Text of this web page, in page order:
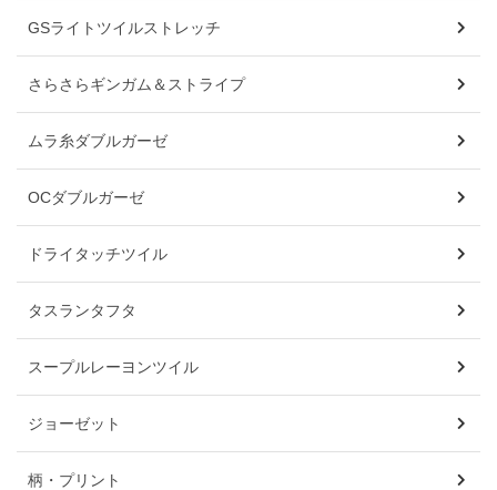
GSライトツイルストレッチ
さらさらギンガム＆ストライプ
ムラ糸ダブルガーゼ
OCダブルガーゼ
ドライタッチツイル
タスランタフタ
スープルレーヨンツイル
ジョーゼット
柄・プリント